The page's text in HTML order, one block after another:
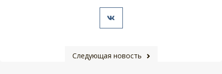
Следующая новость